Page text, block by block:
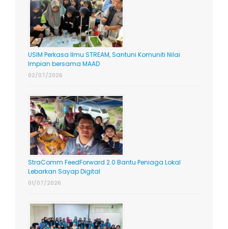
USIM Perkasa Ilmu STREAM, Santuni Komuniti Nilai
Impian bersama MAAD
02/07/2026
StraComm FeedForward 2.0 Bantu Peniaga Lokal
Lebarkan Sayap Digital
01/07/2026